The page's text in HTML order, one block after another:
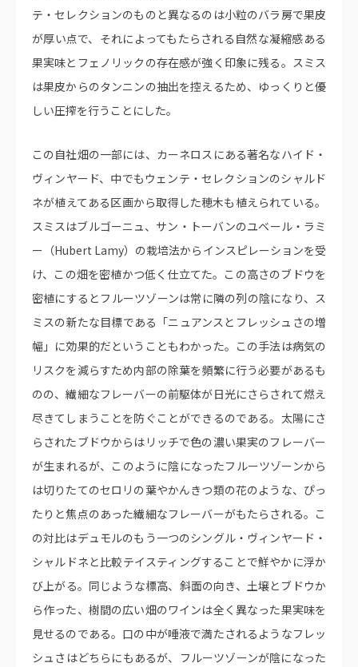
テ・セレクションのものと異なるのは小粒のバラ房で果皮
が厚い点で、それによってもたらされる自然な凝縮感ある
果実味とフェノリックの存在感が強く印象に残る。スミス
は果皮からのタンニンの抽出を控えるため、ゆっくりと優
しい圧搾を行うことにした。
この自社畑の一部には、カーネロスにある著名なハイド・
ヴィンヤード、中でもウェンテ・セレクションのシャルド
ネが植えてある区画から取得した穂木も植えられている。
スミスはブルゴーニュ、サン・トーバンのユベール・ラミ
ー（Hubert Lamy）の栽培法からインスピレーションを受
け、この畑を密植かつ低く仕立てた。この高さのブドウを
密植にするとフルーツゾーンは常に隣の列の陰になり、ス
ミスの新たな目標である「ニュアンスとフレッシュさの増
幅」に効果的だということもわかった。この手法は病気の
リスクを減らすため内部の除葉を頻繁に行う必要があるも
のの、繊細なフレーバーの前駆体が日光にさらされて燃え
尽きてしまうことを防ぐことができるのである。太陽にさ
らされたブドウからはリッチで色の濃い果実のフレーバー
が生まれるが、このように陰になったフルーツゾーンから
は切りたてのセロリの葉やかんきつ類の花のような、ぴっ
たりと焦点のあった繊細なフレーバーがもたらされる。こ
の対比はデュモルのもう一つのシングル・ヴィンヤード・
シャルドネと比較テイスティングすることで鮮やかに浮か
び上がる。同じような標高、斜面の向き、土壌とブドウか
ら作った、樹間の広い畑のワインは全く異なった果実味を
見せるのである。口の中が唾液で満たされるようなフレッ
シュさはどちらにもあるが、フルーツゾーンが陰になった